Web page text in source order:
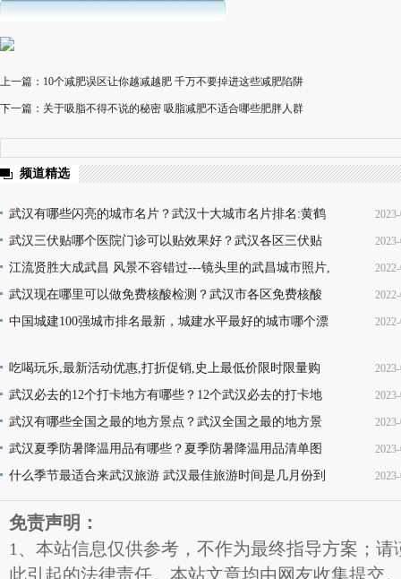
上一篇：10个减肥误区让你越减越肥 千万不要掉进这些减肥陷阱
下一篇：关于吸脂不得不说的秘密 吸脂减肥不适合哪些肥胖人群
频道精选
武汉有哪些闪亮的城市名片？武汉十大城市名片排名:黄鹤
楼热干面无人不知无人不晓
武汉三伏贴哪个医院门诊可以贴效果好？武汉各区三伏贴
医院门诊名单地址(就诊时间+门诊地点+价格查询+预
江流贤胜大成武昌 风景不容错过---镜头里的武昌城市照片,
韵味十足又充满活力
武汉现在哪里可以做免费核酸检测？武汉市各区免费核酸
检测地点位置咨询电话及时间(部分24小时检测)
中国城建100强城市排名最新，城建水平最好的城市哪个漂
吃喝玩乐,最新活动优惠,打折促销,史上最低价限时限量购
买,天天更新,超省钱,快来抢购!
武汉必去的12个打卡地方有哪些？12个武汉必去的打卡地
地址推荐
武汉有哪些全国之最的地方景点？武汉全国之最的地方景
点名称介绍及图片大全欣赏
武汉夏季防暑降温用品有哪些？夏季防暑降温用品清单图
片
什么季节最适合来武汉旅游 武汉最佳旅游时间是几月份到
几月份
免责声明：
1、本站信息仅供参考，不作为最终指导方案；
此引起的法律责任。本站文章均由网友收集提交